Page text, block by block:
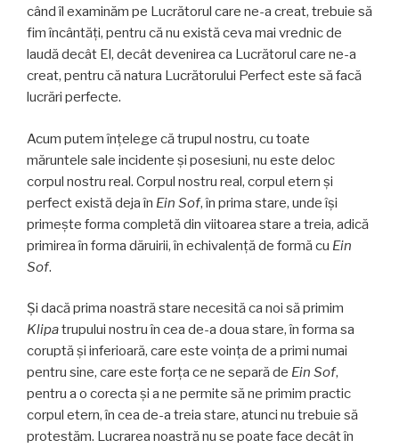
când îl examinăm pe Lucrătorul care ne-a creat, trebuie să
fim încântăți, pentru că nu există ceva mai vrednic de
laudă decât El, decât devenirea ca Lucrătorul care ne-a
creat, pentru că natura Lucrătorului Perfect este să facă
lucrări perfecte.
Acum putem înțelege că trupul nostru, cu toate
măruntele sale incidente și posesiuni, nu este deloc
corpul nostru real. Corpul nostru real, corpul etern și
perfect există deja în Ein Sof, în prima stare, unde își
primește forma completă din viitoarea stare a treia, adică
primirea în forma dăruirii, în echivalență de formă cu Ein
Sof.
Și dacă prima noastră stare necesită ca noi să primim
Klipatrupului nostru în cea de-a doua stare, în forma sa
coruptă și inferioară, care este voinţa de a primi numai
pentru sine, care este forța ce ne separă de Ein Sof,
pentru a o corecta și a ne permite să ne primim practic
corpul etern, în cea de-a treia stare, atunci nu trebuie să
protestăm. Lucrarea noastră nu se poate face decât în